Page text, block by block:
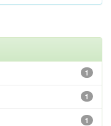
1
1
1